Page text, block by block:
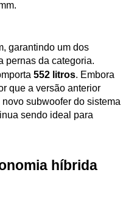
garantindo um dos
pernas da categoria.
552 litros. Embora
que a versão anterior
subwoofer do sistema
sendo ideal para
híbrida